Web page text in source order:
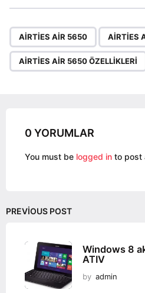
t
P
a
g
i
AIRTIES AIR 5650 AIRTIES
AIRTIES AIR 5650 ÖZELLIKLERI
0 YORUMLAR
You must be logged in to post
PREVIOUS POST
Windows 8
ATIV
by admin